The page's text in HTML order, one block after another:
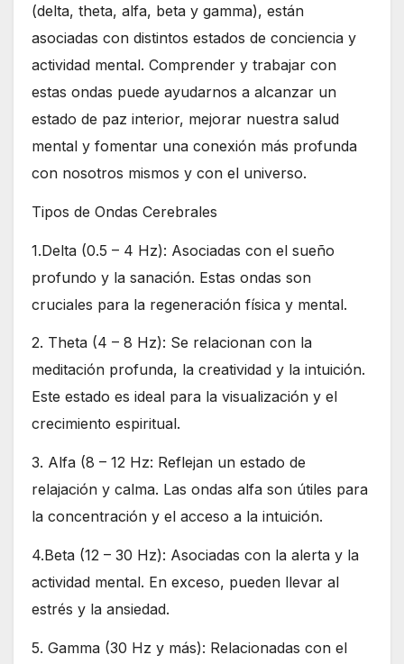
(delta, theta, alfa, beta y gamma), están
asociadas con distintos estados de conciencia y
actividad mental. Comprender y trabajar con
estas ondas puede ayudarnos a alcanzar un
estado de paz interior, mejorar nuestra salud
mental y fomentar una conexión más profunda
con nosotros mismos y con el universo.
Tipos de Ondas Cerebrales
1.Delta (0.5 – 4 Hz): Asociadas con el sueño
profundo y la sanación. Estas ondas son
cruciales para la regeneración física y mental.
2. Theta (4 – 8 Hz): Se relacionan con la
meditación profunda, la creatividad y la intuición.
Este estado es ideal para la visualización y el
crecimiento espiritual.
3. Alfa (8 – 12 Hz: Reflejan un estado de
relajación y calma. Las ondas alfa son útiles para
la concentración y el acceso a la intuición.
4.Beta (12 – 30 Hz): Asociadas con la alerta y la
actividad mental. En exceso, pueden llevar al
estrés y la ansiedad.
5. Gamma (30 Hz y más): Relacionadas con el